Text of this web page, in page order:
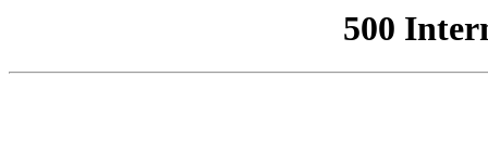
500